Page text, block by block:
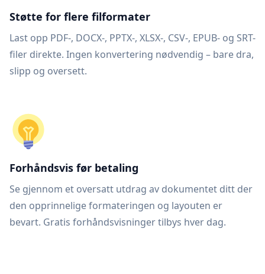
Støtte for flere filformater
Last opp PDF-, DOCX-, PPTX-, XLSX-, CSV-, EPUB- og SRT-
filer direkte. Ingen konvertering nødvendig – bare dra,
slipp og oversett.
Forhåndsvis før betaling
Se gjennom et oversatt utdrag av dokumentet ditt der
den opprinnelige formateringen og layouten er
bevart. Gratis forhåndsvisninger tilbys hver dag.